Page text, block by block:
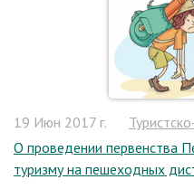
19 Июн 2017 г.
О проведении первенства
туризму на пешеходных